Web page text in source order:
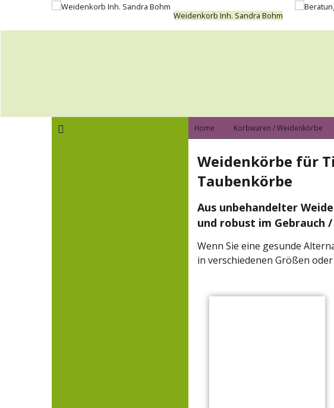
Weidenkorb Inh. Sandra Bohm
Home Korbwaren / Weidenkörbe
Weidenkörbe für
Taubenkörbe
Aus unbehandelter
und robust im Gebrauch
Wenn Sie eine gesunde
in verschiedenen Größen